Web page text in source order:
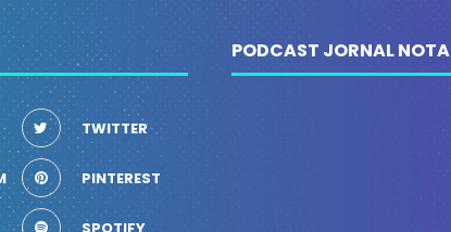
TWITTER
PINTEREST
PODCAST JORNAL NOTA